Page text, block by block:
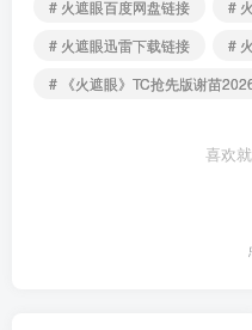
# 火遮眼百度网盘链接
#
# 火遮眼迅雷下载链接
#
# 《火遮眼》TC抢先版谢苗
喜欢